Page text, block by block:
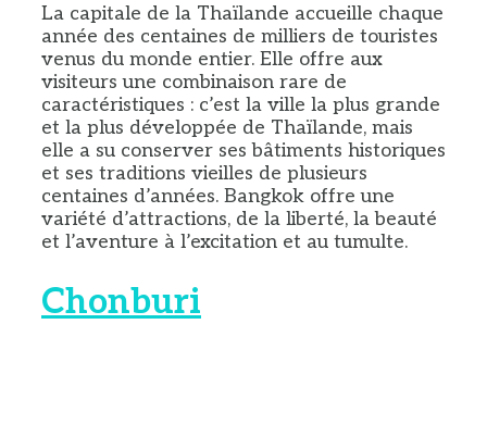
La capitale de la Thaïlande accueille chaque
année des centaines de milliers de touristes
venus du monde entier. Elle offre aux
visiteurs une combinaison rare de
caractéristiques : c’est la ville la plus grande
et la plus développée de Thaïlande, mais
elle a su conserver ses bâtiments historiques
et ses traditions vieilles de plusieurs
centaines d’années. Bangkok offre une
variété d’attractions, de la liberté, la beauté
et l’aventure à l’excitation et au tumulte.
Chonburi